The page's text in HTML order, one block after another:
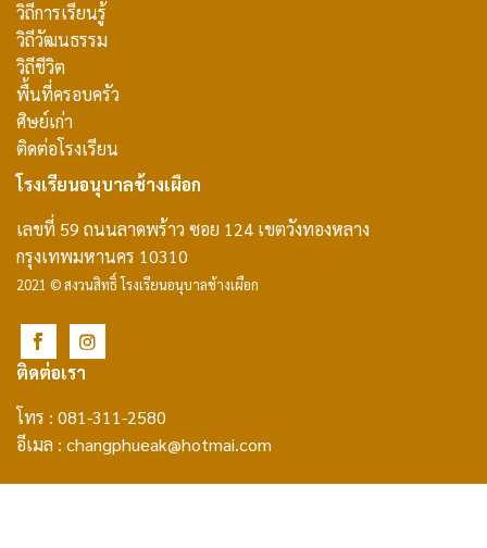
วิถีการเรียนรู้
วิถีวัฒนธรรม
วิถีชีวิต
พื้นที่ครอบครัว
ศิษย์เก่า
ติดต่อโรงเรียน
โรงเรียนอนุบาลช้างเผือก
เลขที่ 59 ถนนลาดพร้าว ซอย 124 เขตวังทองหลาง
กรุงเทพมหานคร 10310
2021 © สงวนสิทธิ์ โรงเรียนอนุบาลช้างเผือก
ติดต่อเรา
โทร : 081-311-2580
อีเมล : changphueak@hotmai.com